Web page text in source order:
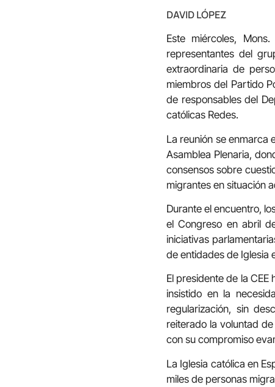
DAVID LÓPEZ
Este miércoles,
representantes del
extraordinaria de
miembros del Partido
de responsables del
católicas Redes.
La reunión se enmarca
Asamblea Plenaria,
consensos sobre
migrantes en situación
Durante el encuentro,
el Congreso en abril
iniciativas
de entidades de Iglesia
El presidente de la
insistido en la
regularización, sin
reiterado la voluntad
con su compromiso
La Iglesia católica en
miles de personas